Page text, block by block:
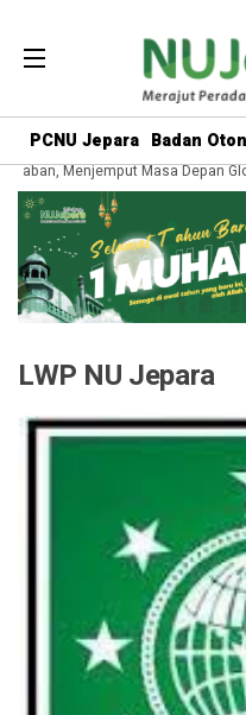
PCNU Jepara Badan
Menjemput Masa Depan
LWP NU Jepara